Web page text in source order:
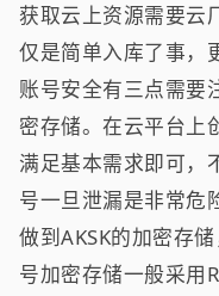
获取云上资源需要云
仅是简单入库了事，
账号安全有三点需要
密存储。在云平台上
满足基本需求即可，
号一旦泄漏是非常危
做到AKSK的加密存
号加密存储一般采用